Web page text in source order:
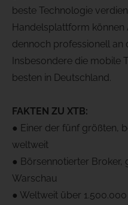
beste Technologie
Handelsplattform können
dennoch professionell an
Insbesondere die mobile
besten in Deutschland.
FAKTEN ZU XTB:
● Einer der fünf größten,
weltweit
● Börsennotierter Broker,
Warschau
● Weltweit über